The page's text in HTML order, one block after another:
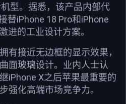
型。据悉，该产品内部代
替iPhone 18 Pro和iPhone
进的工业设计方案。
有接近无边框的显示效果，
面玻璃设计。业内人士认
iPhone X之后苹果最重要的
强化高端市场竞争力。